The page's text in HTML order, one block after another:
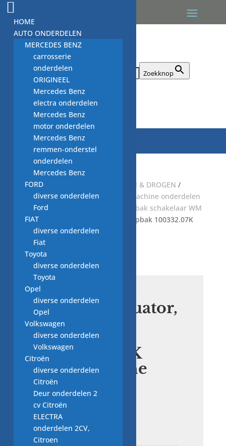
Zoek naar: Zoekknop
Start/ WASSEN & DROGEN /
WASMACHINE/GEBRUIKTE wasmachine onderdelen
zeepbak onderdelen WM
zeepbak schakelaar WM
/ thermoaktuator, schakelaar zeepbak 100332.07K
wasmachine
thermoaktuator,
schakelaar
zeepbak
100332.07K
wasmachine
€5,00
Uitverkocht
HOME
AUTO ONDERDELEN
MERCEDES BENZ
carrosserie
onderdelen
ORIGINEEL
Mercedes Benz
electra onderdelen
Mercedes Benz
motor onderdelen
Mercedes Benz
remmen-onderstel
onderdelen
Mercedes Benz
FORD
diverse onderdelen
Ford
FIAT
diverse onderdelen
Fiat
Toyota
diverse onderdelen
Toyota
Opel
diverse onderdelen
Opel
Volkswagen
diverse onderdelen
Volkswagen
Citroën
diverse onderdelen
Citroën
Deur onderdelen 2
cv Citroën
ELECTRA
onderdelen 2CV,
Citroen